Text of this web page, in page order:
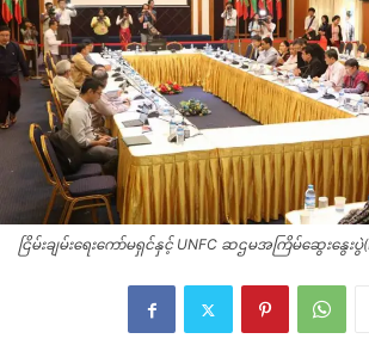
ငြိမ်းချမ်းရေးကော်မရှင်နှင့် UNFC ဆဌမအကြိမ်ဆွေးနွေးပွဲ